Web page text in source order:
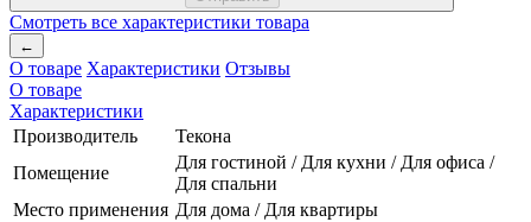
Смотреть все характеристики товара
←
О товаре Характеристики Отзывы
О товаре
Характеристики
Производитель
Текона
Помещение
Для гостиной / Для кухни / Для офиса /
Для спальни
Место применения Для дома / Для квартиры